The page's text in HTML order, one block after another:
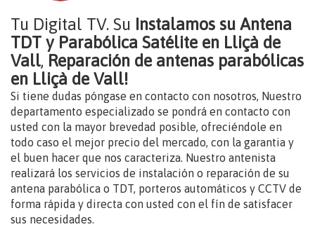
Tu Digital TV. Su Instalamos su Antena
TDT y Parabólica Satélite en Lliçà de
Vall, Reparación de antenas parabólicas
en Lliçà de Vall!
Si tiene dudas póngase en contacto con nosotros, Nuestro
departamento especializado se pondrá en contacto con
usted con la mayor brevedad posible, ofreciéndole en
todo caso el mejor precio del mercado, con la garantia y
el buen hacer que nos caracteriza. Nuestro antenista
realizará los servicios de instalación o reparación de su
antena parabólica o TDT, porteros automáticos y CCTV de
forma rápida y directa con usted con el fín de satisfacer
sus necesidades.